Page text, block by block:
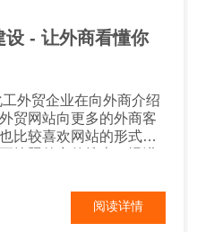
设 - 让外商看懂你
贸网站向更多的外商客
比较喜欢网站的形式，
才会更快找到你的网
候要重点注意哪几个方
阅读详情